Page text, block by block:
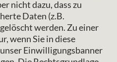
nicht dazu, dass zu
Daten (z.B.
werden. Zu einer
wenn Sie in diese
Einwilligungsbanner